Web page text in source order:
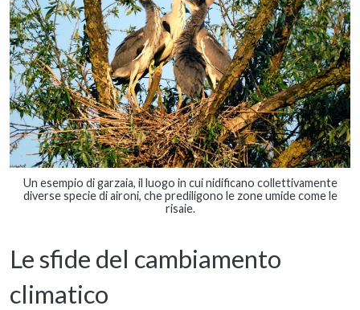
Un esempio di garzaia, il luogo in cui nidificano collettivamente
diverse specie di aironi, che prediligono le zone umide come le
risaie.
Le sfide del cambiamento
climatico